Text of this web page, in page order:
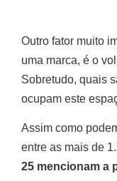
Outro fator muito
uma marca, é o
Sobretudo, quais
ocupam este
Assim como
entre as mais de
25 mencionam a